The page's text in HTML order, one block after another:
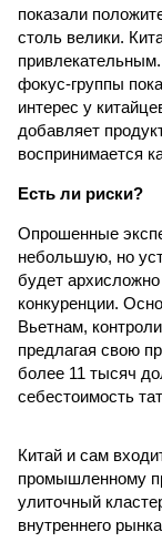
показали
столь велики.
фокус-группы
интерес у
добавляет
воспринимается
Есть ли риски?
Опрошенные
небольшую, но
будет
конкуренции.
Вьетнам,
предлагая свою
более 11 тысяч
себестоимость
Китай и сам
промышленному
улиточный
внутреннего